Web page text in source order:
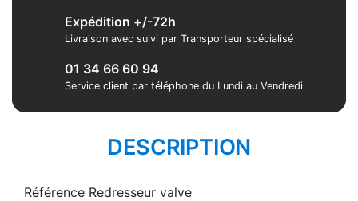
Expédition +/-72h
Livraison avec suivi par Transporteur spécialisé
01 34 66 60 94
Service client par téléphone du Lundi au Vendredi
DESCRIPTION
Référence Redresseur valve